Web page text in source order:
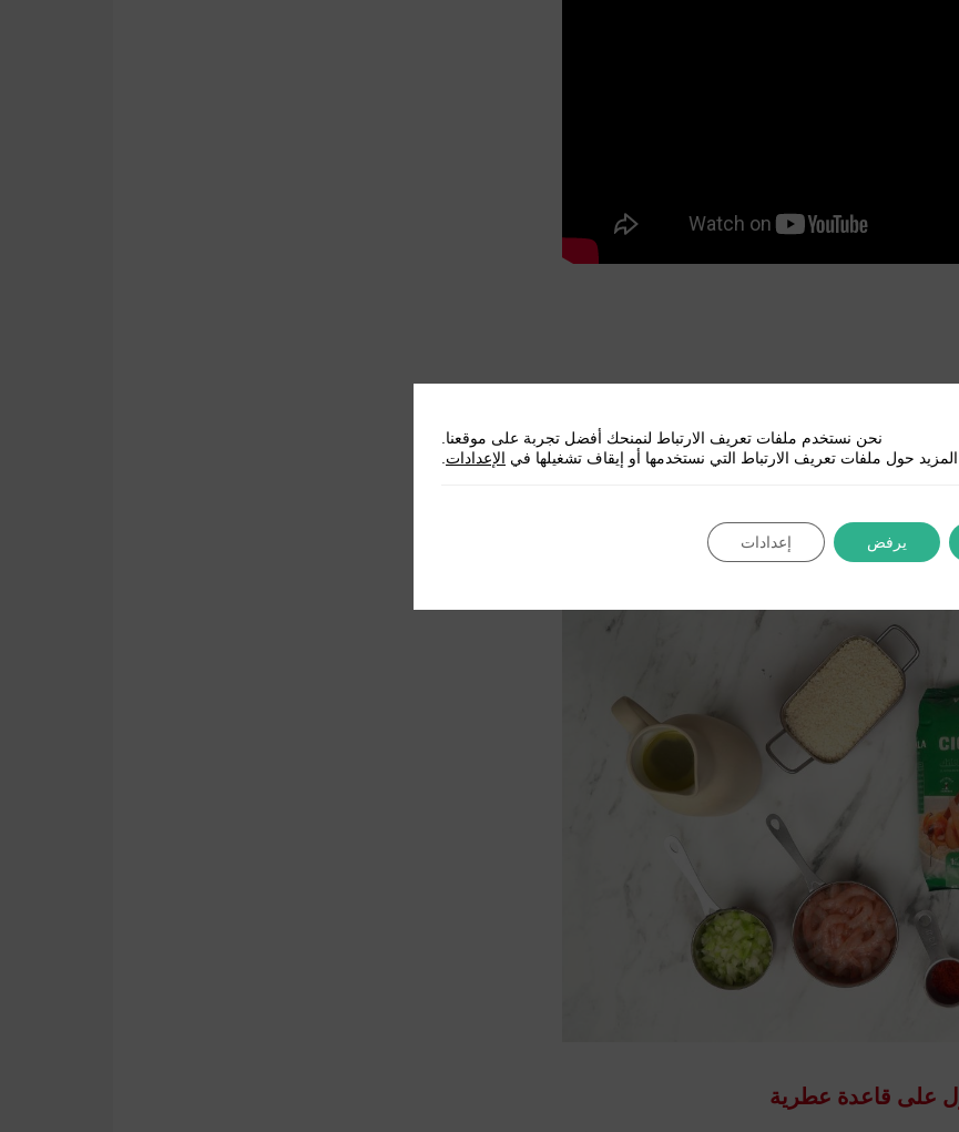
الجزء الأبيض من
شرائح دائرية، مع تنظيف و تقضير القمرون مع
.
التوابل والأعشاب). ثم ننقع
مسبقًا يضمن لكم تجربة طهي سلسة.
على قاعدة عطرية
نحن نستخدم ملفات تعريف الارتباط لنمنحك أفضل تجربة على موقعنا.
حول ملفات تعريف الارتباط التي نستخدمها أو إيقاف تشغيلها في الإعدادات
يرفض إعدادات